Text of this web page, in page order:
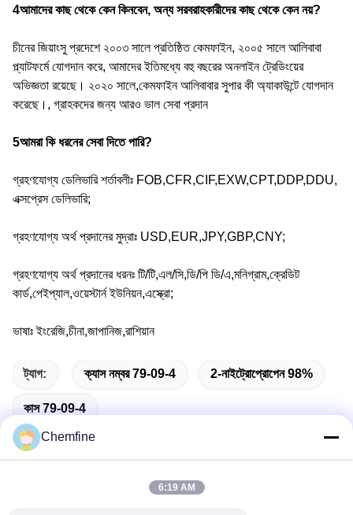
4আমাদের কাছ থেকে কেন কিনবেন, অন্য সরবরাহকারীদের কাছ থেকে কেন নয়?
চীনের জিয়াংসু প্রদেশে ২০০৩ সালে প্রতিষ্ঠিত কেমফাইন, ২০০৫ সালে আলিবাবা
প্ল্যাটফর্মে যোগদান করে, আমাদের ইতিমধ্যে বহু বছরের অনলাইন ট্রেডিংয়ের
অভিজ্ঞতা রয়েছে। ২০২০ সালে,কেমফাইন আলিবাবার সুপার কী অ্যাকাউন্টে যোগদান
করেছে।, গ্রাহকদের জন্য আরও ভাল সেবা প্রদান
5আমরা কি ধরনের সেবা দিতে পারি?
গ্রহণযোগ্য ডেলিভারি শর্তাবলীঃ FOB,CFR,CIF,EXW,CPT,DDP,DDU,
এক্সপ্রেস ডেলিভারি;
গ্রহণযোগ্য অর্থ প্রদানের মুদ্রাঃ USD,EUR,JPY,GBP,CNY;
গ্রহণযোগ্য অর্থ প্রদানের ধরনঃ টি/টি,এল/সি,ডি/পি ডি/এ,মনিগ্রাম,ক্রেডিট
কার্ড,পেইপ্যাল,ওয়েস্টার্ন ইউনিয়ন,এস্ক্রো;
ভাষাঃ ইংরেজি,চীনা,জাপানিজ,রাশিয়ান
ট্যাগ: ক্যাস নম্বর 79-09-4 2-নাইট্রোপ্রোপেন 98%
কাস 79-09-4
Chemfine
6:19 AM